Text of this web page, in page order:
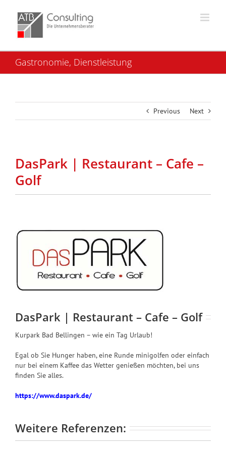
content
Gastronomie, Dienstleistung
Previous Next
DasPark | Restaurant – Cafe –
Golf
DasPark | Restaurant – Cafe – Golf
Kurpark Bad Bellingen – wie ein Tag Urlaub!
Egal ob Sie Hunger haben, eine Runde minigolfen oder einfach
nur bei einem Kaffee das Wetter genießen möchten, bei uns
finden Sie alles.
https://www.daspark.de/
Weitere Referenzen: